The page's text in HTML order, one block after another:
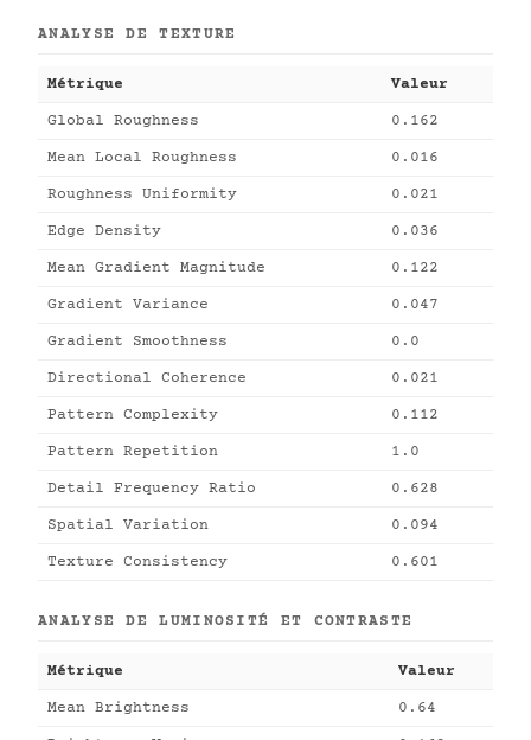
ANALYSE DE TEXTURE
Métrique Valeur
Global Roughness 0.162
Mean Local Roughness 0.016
Roughness Uniformity 0.021
Edge Density 0.036
Mean Gradient Magnitude 0.122
Gradient Variance 0.047
Gradient Smoothness 0.0
Directional Coherence 0.021
Pattern Complexity 0.112
Pattern Repetition 1.0
Detail Frequency Ratio 0.628
Spatial Variation 0.094
Texture Consistency 0.601
ANALYSE DE LUMINOSITÉ ET CONTRASTE
Métrique Valeur
Mean Brightness 0.64